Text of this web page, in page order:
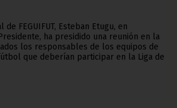
FEGUIFUT, Esteban Etugu, en
ha presidido una reunión en la
los responsables de los equipos de
que deberían participar en la Liga de